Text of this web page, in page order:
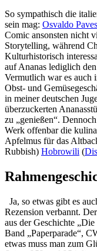
So sympathisch die
sein mag: Osvaldo
Comic ansonsten nicht
Storytelling, während
Kulturhistorisch
auf Ananas lediglich
Vermutlich war es auch
Obst- und
in meiner deutschen
überzuckerten
zu „genießen“.
Werk offenbar die
Apfelmus für das
Rubbish) Hobrowili (
Ja, so etwas gibt es
Rezension verbannt.
aus der Geschichte
Band „Paperparade“,
etwas muss man zum